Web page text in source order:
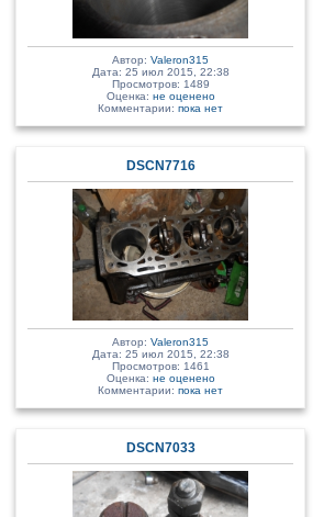
Автор: Valeron315
Дата: 25 июл 2015, 22:38
Просмотров: 1489
Оценка: не оценено
Комментарии: пока нет
DSCN7716
Автор: Valeron315
Дата: 25 июл 2015, 22:38
Просмотров: 1461
Оценка: не оценено
Комментарии: пока нет
DSCN7033